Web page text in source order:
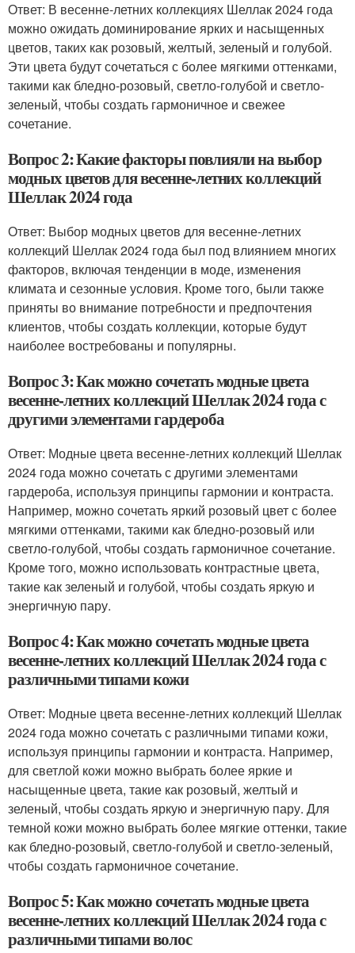
Ответ: В весенне-летних коллекциях Шеллак 2024 года
можно ожидать доминирование ярких и насыщенных
цветов, таких как розовый, желтый, зеленый и голубой.
Эти цвета будут сочетаться с более мягкими оттенками,
такими как бледно-розовый, светло-голубой и светло-
зеленый, чтобы создать гармоничное и свежее
сочетание.
Вопрос 2: Какие факторы повлияли на выбор
модных цветов для весенне-летних коллекций
Шеллак 2024 года
Ответ: Выбор модных цветов для весенне-летних
коллекций Шеллак 2024 года был под влиянием многих
факторов, включая тенденции в моде, изменения
климата и сезонные условия. Кроме того, были также
приняты во внимание потребности и предпочтения
клиентов, чтобы создать коллекции, которые будут
наиболее востребованы и популярны.
Вопрос 3: Как можно сочетать модные цвета
весенне-летних коллекций Шеллак 2024 года с
другими элементами гардероба
Ответ: Модные цвета весенне-летних коллекций Шеллак
2024 года можно сочетать с другими элементами
гардероба, используя принципы гармонии и контраста.
Например, можно сочетать яркий розовый цвет с более
мягкими оттенками, такими как бледно-розовый или
светло-голубой, чтобы создать гармоничное сочетание.
Кроме того, можно использовать контрастные цвета,
такие как зеленый и голубой, чтобы создать яркую и
энергичную пару.
Вопрос 4: Как можно сочетать модные цвета
весенне-летних коллекций Шеллак 2024 года с
различными типами кожи
Ответ: Модные цвета весенне-летних коллекций Шеллак
2024 года можно сочетать с различными типами кожи,
используя принципы гармонии и контраста. Например,
для светлой кожи можно выбрать более яркие и
насыщенные цвета, такие как розовый, желтый и
зеленый, чтобы создать яркую и энергичную пару. Для
темной кожи можно выбрать более мягкие оттенки, такие
как бледно-розовый, светло-голубой и светло-зеленый,
чтобы создать гармоничное сочетание.
Вопрос 5: Как можно сочетать модные цвета
весенне-летних коллекций Шеллак 2024 года с
различными типами волос